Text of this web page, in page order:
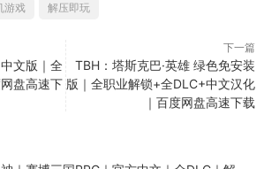
游戏 解压即玩
文版｜全
盘高速下
下一篇
TBH：塔斯克巴·英雄 绿色免安装
版｜全职业解锁+全DLC+中文汉化
｜百度网盘高速下载